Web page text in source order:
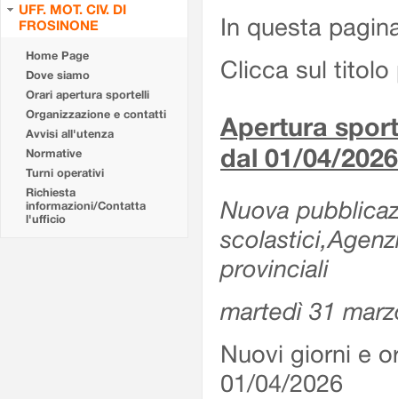
UFF. MOT. CIV. DI
FROSINONE
Home Page
Dove siamo
Orari apertura sportelli
Organizzazione e contatti
Avvisi all'utenza
Normative
Turni operativi
Richiesta
informazioni/Contatta
l'ufficio
In questa
Clicca sul titolo
Apertura
dal 01/04/2026
Nuova
provinciali
martedì 31
Nuovi giorni e
01/04/2026